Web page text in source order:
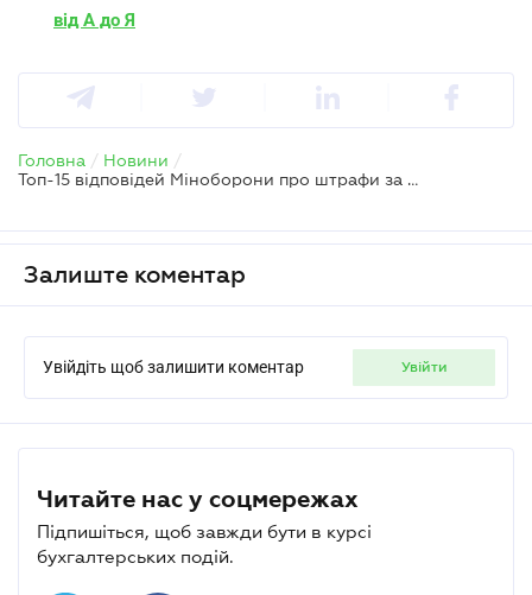
від А до Я
Головна / Новини /
Топ-15 відповідей Міноборони про штрафи за повістки, військовий облік і ВЛК
Залиште коментар
Увійдіть щоб залишити коментар увійти
Читайте нас у соцмережах
Підпишіться, щоб завжди бути в курсі
бухгалтерських подій.